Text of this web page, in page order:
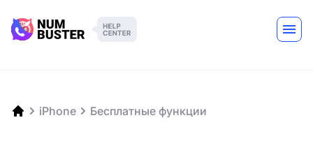
iPhone Бесплатные функции